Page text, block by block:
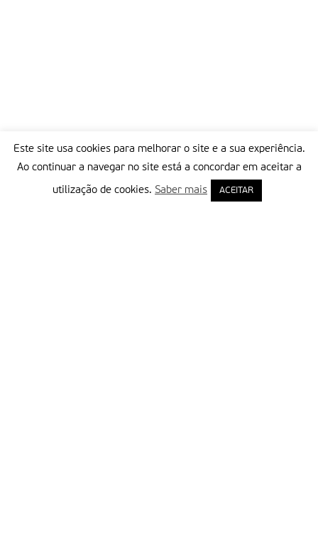
Este site usa cookies para melhorar o site e a sua experiência.
Ao continuar a navegar no site está a concordar em aceitar a
utilização de cookies. Saber mais ACEITAR